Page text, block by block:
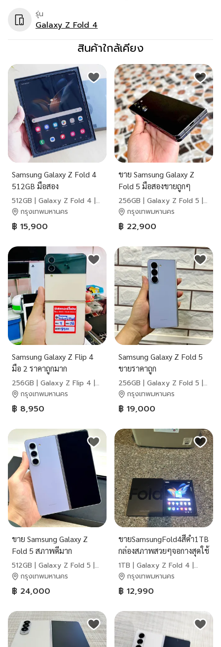
รุ่น
Galaxy Z Fold 4
สินค้าใกล้เคียง
Samsung Galaxy Z Fold 4
512GB มือสอง
512GB | Galaxy Z Fold 4 |
Samsung
กรุงเทพมหานคร
฿ 15,900
ขาย Samsung Galaxy Z
Fold 5 มือสองขายถูกๆ
256GB | Galaxy Z Fold 5 |
Samsung
กรุงเทพมหานคร
฿ 22,900
Samsung Galaxy Z Flip 4
มือ 2 ราคาถูกมาก
256GB | Galaxy Z Flip 4 |
Samsung
กรุงเทพมหานคร
฿ 8,950
Samsung Galaxy Z Fold 5
ขายราคาถูก
256GB | Galaxy Z Fold 5 |
Samsung
กรุงเทพมหานคร
฿ 19,000
ขาย Samsung Galaxy Z
Fold 5 สภาพดีมาก
512GB | Galaxy Z Fold 5 |
Samsung
กรุงเทพมหานคร
฿ 24,000
ขายSamsungFold4สีดำ1TBมี
กล่องสภาพสวยๆจอกางสุดใช้
งานดีถูกๆ
1TB | Galaxy Z Fold 4 |
Samsung
กรุงเทพมหานคร
฿ 12,990